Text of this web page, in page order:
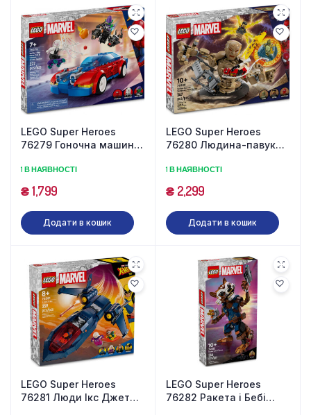
LEGO Super Heroes
76279 Гоночна машина
Зелений гоблін Венома
(227 деталей)
1 В НАЯВНОСТІ
₴1,799
Додати в кошик
LEGO Super Heroes
76280 Людина-павук
Остання битва (347
деталей)
1 В НАЯВНОСТІ
₴2,299
Додати в кошик
LEGO Super Heroes
76281 Люди Ікс Джет
LEGO Super Heroes
76282 Ракета і Бебі